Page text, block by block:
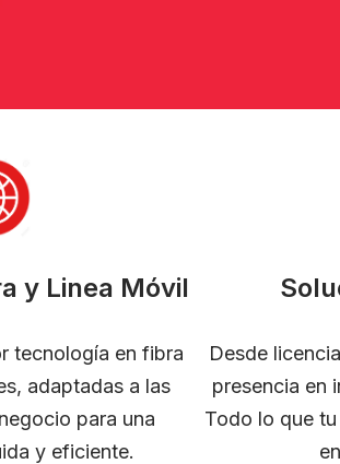
y Linea Móvil
tecnología en fibra
adaptadas a las
para una
y eficiente.
Desde
presencia en
Todo lo que